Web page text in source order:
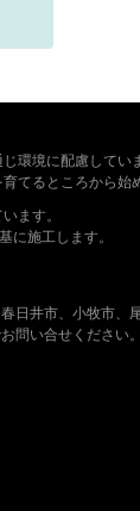
環境に配慮してい
てるところから始
ます。
に施工します。
日井市、小牧市、
問い合せください。